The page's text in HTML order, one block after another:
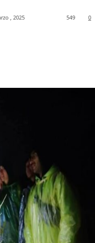
, 2025 0
549